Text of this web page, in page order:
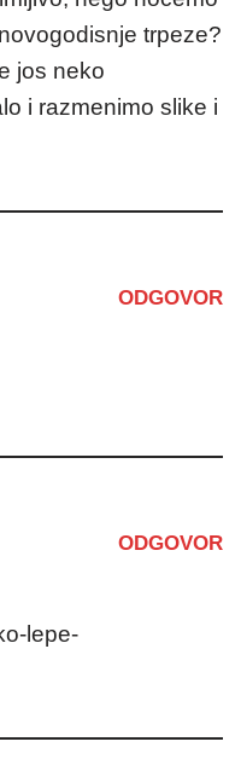
trpeze?
jos neko
i razmenimo slike i
ODGOVOR
ODGOVOR
lepe-